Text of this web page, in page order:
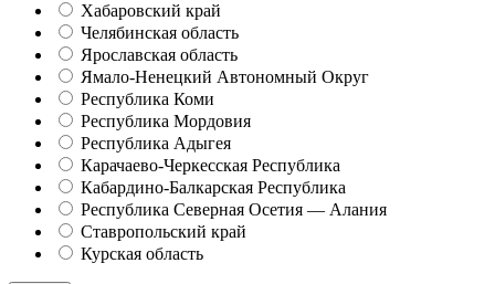
Хабаровский край
Челябинская область
Ярославская область
Ямало-Ненецкий Автономный Округ
Республика Коми
Республика Мордовия
Республика Адыгея
Карачаево-Черкесская Республика
Кабардино-Балкарская Республика
Республика Северная Осетия — Алания
Ставропольский край
Курская область